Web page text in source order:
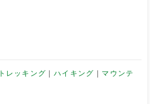
トレッキング ハイキング
マウンテ